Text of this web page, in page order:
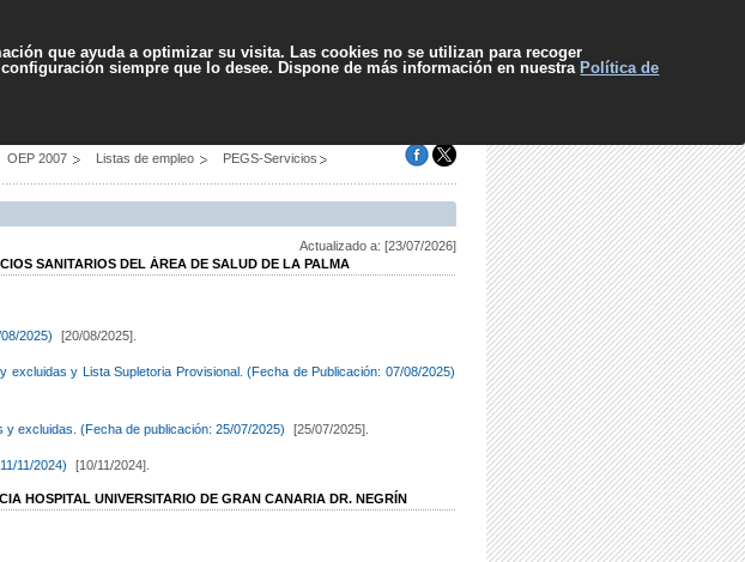
que ayuda a optimizar su visita. Las cookies no se utilizan para recoger
siempre que lo desee. Dispone de más información en nuestra Política de
OEP 2007 Listas de empleo PEGS-Servicios
Actualizado a: [23/07/2026]
SANITARIOS DEL ÁREA DE SALUD DE LA PALMA
2025) [20/08/2025].
excluidas y Lista Supletoria Provisional. (Fecha de Publicación: 07/08/2025)
excluidas. (Fecha de publicación: 25/07/2025) [25/07/2025].
11/2024) [10/11/2024].
HOSPITAL UNIVERSITARIO DE GRAN CANARIA DR. NEGRÍN